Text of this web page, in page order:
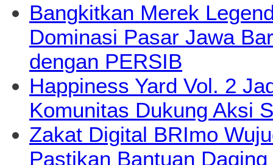
Bangkitkan Merek
Dominasi Pasar Jawa
dengan PERSIB
Happiness Yard Vol. 2
Komunitas Dukung Aksi
Zakat Digital BRImo
Pastikan Bantuan